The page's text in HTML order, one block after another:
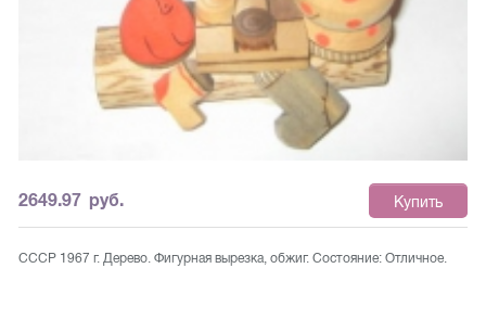
2649.97 руб. Купить
СССР 1967 г. Дерево. Фигурная вырезка, обжиг. Состояние: Отличное.